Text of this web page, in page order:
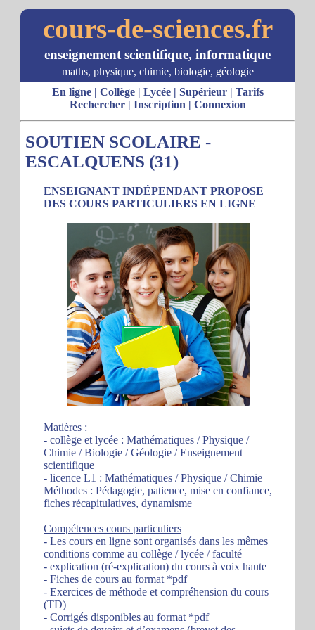
cours-de-sciences.fr
enseignement scientifique, informatique
maths, physique, chimie, biologie, géologie
En ligne| Collège| Lycée| Supérieur| Tarifs
Rechercher| Inscription | Connexion
SOUTIEN SCOLAIRE -
ESCALQUENS (31)
ENSEIGNANT INDÉPENDANT PROPOSE
DES COURS PARTICULIERS EN LIGNE
Matières :
- collège et lycée : Mathématiques / Physique /
Chimie / Biologie / Géologie / Enseignement
scientifique
- licence L1 : Mathématiques / Physique / Chimie
Méthodes : Pédagogie, patience, mise en confiance,
fiches récapitulatives, dynamisme
Compétences cours particuliers
- Les cours en ligne sont organisés dans les mêmes
conditions comme au collège / lycée / faculté
- explication (ré-explication) du cours à voix haute
- Fiches de cours au format *pdf
- Exercices de méthode et compréhension du cours
(TD)
- Corrigés disponibles au format *pdf